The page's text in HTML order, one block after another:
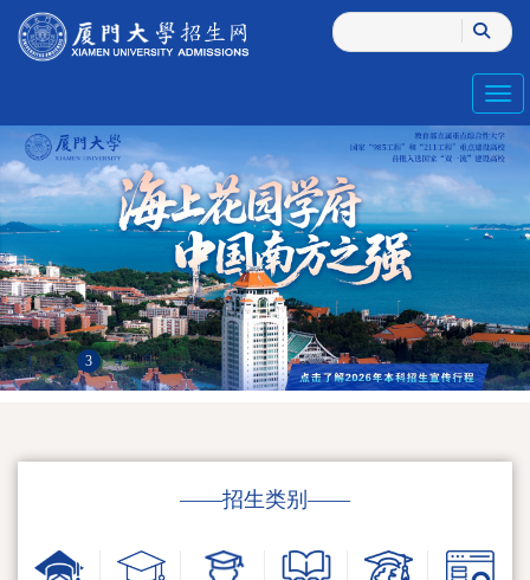
1 2 3 4 5
——招生类别——